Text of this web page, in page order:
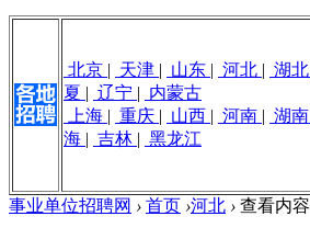
北京 | 天津 | 山东 | 河北 | 湖北
夏 | 辽宁 | 内蒙古
上海 | 重庆 | 山西 | 河南 | 湖南
海 | 吉林 | 黑龙江
事业单位招聘网 › 首页 ›河北 › 查看内容